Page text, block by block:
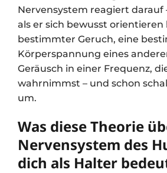
Nervensystem reagiert darauf
als er sich bewusst orientieren
bestimmter Geruch, eine
Körperspannung eines
Geräusch in einer Frequenz,
wahrnimmst – und schon
um.
Was diese Theorie
Nervensystem des
dich als Halter